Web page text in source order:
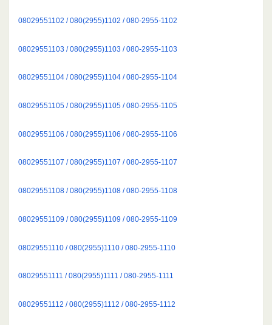
08029551102 / 080(2955)1102 / 080-2955-1102
08029551103 / 080(2955)1103 / 080-2955-1103
08029551104 / 080(2955)1104 / 080-2955-1104
08029551105 / 080(2955)1105 / 080-2955-1105
08029551106 / 080(2955)1106 / 080-2955-1106
08029551107 / 080(2955)1107 / 080-2955-1107
08029551108 / 080(2955)1108 / 080-2955-1108
08029551109 / 080(2955)1109 / 080-2955-1109
08029551110 / 080(2955)1110 / 080-2955-1110
08029551111 / 080(2955)1111 / 080-2955-1111
08029551112 / 080(2955)1112 / 080-2955-1112